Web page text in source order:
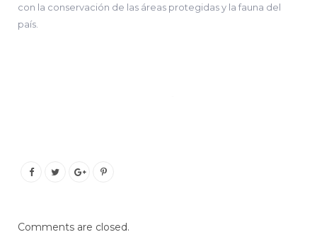
con la conservación de las áreas protegidas y la fauna del
país.
Comments are closed.